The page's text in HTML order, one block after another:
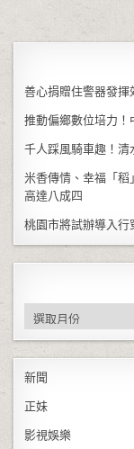
善心捐贈住警器發
推動偏鄉數位培力！
千人踩風騎車趣！
米香傳情、幸福「稻
高達八成四
桃園市將試辦導入行
彙整
新聞
正妹
影視娛樂